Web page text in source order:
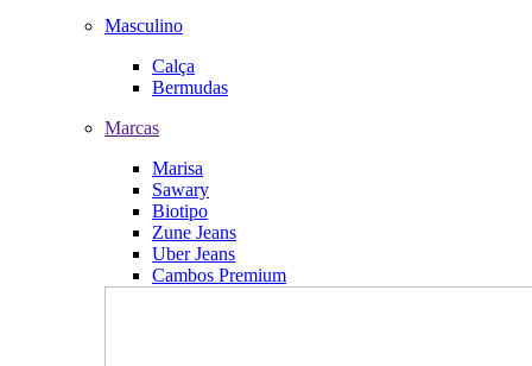
Masculino
Calça
Bermudas
Marcas
Marisa
Sawary
Biotipo
Zune Jeans
Uber Jeans
Cambos Premium